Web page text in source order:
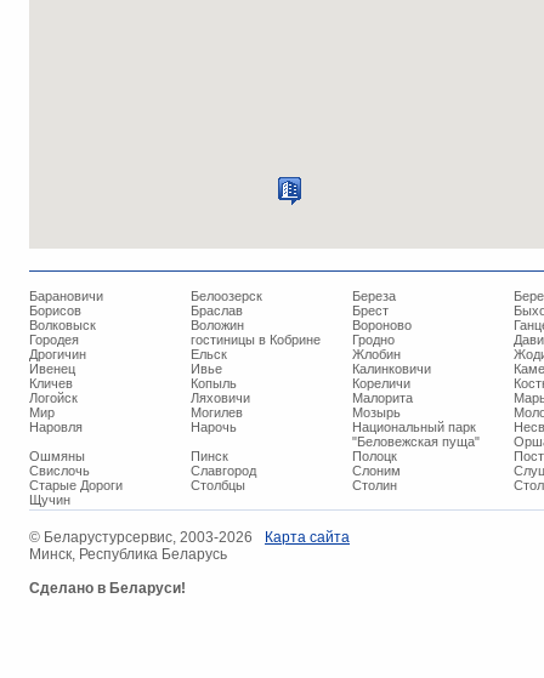
Барановичи Белоозерск Береза
Борисов
Браслав Брест
Волковыск
Воложин Вороново
Городея
гостиницы в Кобрине Гродно
Дрогичин
Ельск Жлобин
Ивенец
Ивье Калинковичи
Кличев
Копыль Кореличи
Логойск
Ляховичи Малорита
Мир
Могилев Мозырь
Наровля
Нарочь
Национальный парк
"Беловежская пуща"
Ошмяны
Пинск Полоцк
Свислочь
Славгород Слоним
Старые Дороги
Столбцы Столин
Щучин
© ​Беларустурсервис, 2003-2026
Минск, Республика Беларусь
Сделано в Беларуси!
Карта сайта